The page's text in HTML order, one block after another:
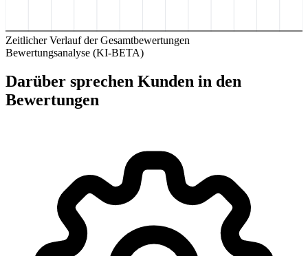
Zeitlicher Verlauf der Gesamtbewertungen
Bewertungsanalyse (KI-BETA)
Darüber sprechen Kunden in den
Bewertungen